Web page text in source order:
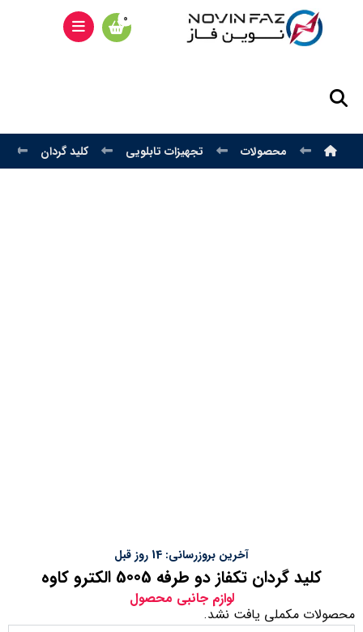
محصولات تجهیزات تابلویی کلید گردان
آخرین بروزرسانی: 14 روز قبل
کلید گردان تکفاز دو طرفه 5005 الکترو کاوه
لوازم جانبی محصول
محصولات مکملی یافت نشد.